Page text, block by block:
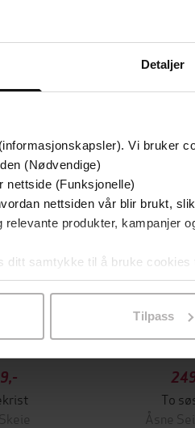
Detaljer
Vi bruker
(Nødvendige)
nettside (Funksjonelle)
nettsiden vår blir brukt,
produkter, kampanjer
ditt samtykke til å bruke
å klikke på «Tilpass». Du kan
Tilpass
To
Åsne